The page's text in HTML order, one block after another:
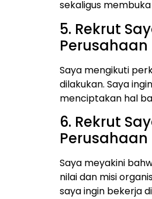
sekaligus
5. Rekrut
Perusahaan
Saya mengikuti
dilakukan. Saya
menciptakan hal
6. Rekrut
Perusahaan
Saya meyakini
nilai dan misi
saya ingin bekerja